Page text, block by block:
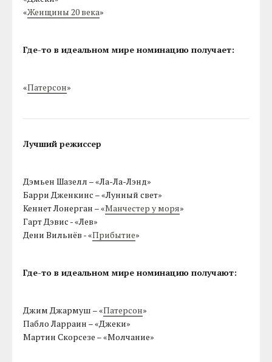
«Женщины 20 века»
Где-то в идеальном мире номинацию получает:
«Патерсон»
Лучший режиссер
Дэмьен Шазелл – «Ла-Ла-Лэнд»
Барри Дженкинс – «Лунный свет»
Кеннет Лонерган – «Манчестер у моря»
Гарт Дэвис - «Лев»
Дени Вильнёв - «Прибытие»
Где-то в идеальном мире номинацию получают:
Джим Джармуш – «Патерсон»
Пабло Ларраин – «Джеки»
Мартин Скорсезе – «Молчание»